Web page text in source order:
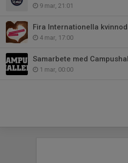
9 mar, 21:01
4 mar, 17:00
Samarbete med
1 mar, 00:00